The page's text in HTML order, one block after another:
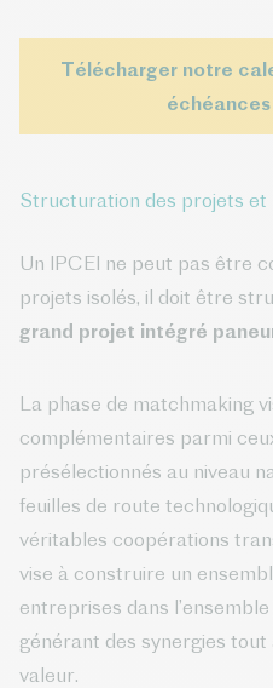
Télécharger notre
échéances
Structuration des projets et
Un IPCEI ne peut pas être
projets isolés, il doit être
grand projet intégré
La phase de matchmaking
complémentaires parmi
présélectionnés au niveau
feuilles de route
véritables coopérations
vise à construire un
entreprises dans l’ensemble
générant des synergies tout
valeur.